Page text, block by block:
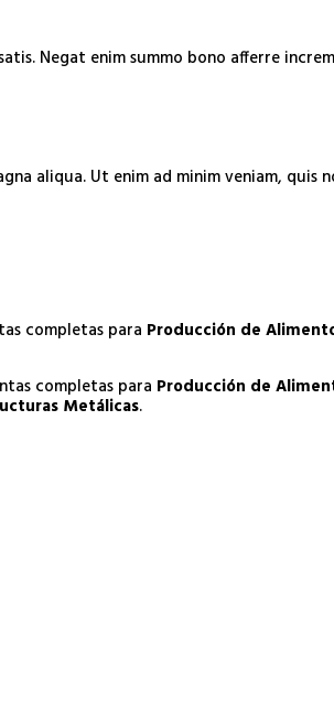
Negat enim summo bono afferre
aliqua. Ut enim ad minim veniam, quis
completas para Producción de
completas para Producción de
Metálicas.